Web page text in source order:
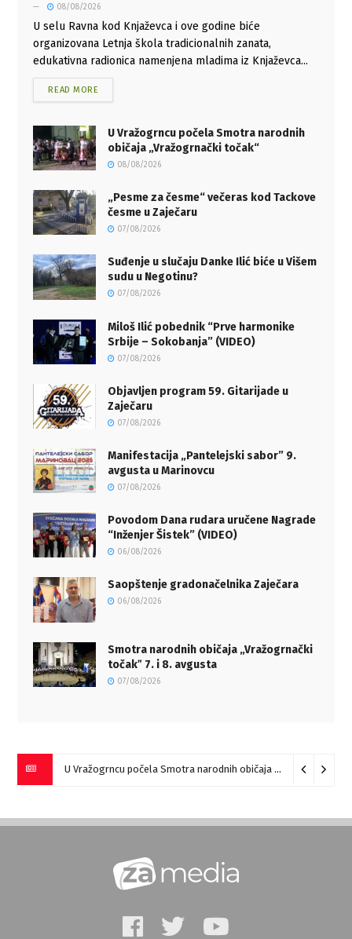
08/08/2026
U selu Ravna kod Knjaževca i ove godine biće
organizovana Letnja škola tradicionalnih zanata,
edukativna radionica namenjena mladima iz Knjaževca...
READ MORE
U Vražogrncu počela Smotra narodnih
običaja „Vražogrnački točak“
08/08/2026
„Pesme za česme“ večeras kod Tackove
česme u Zaječaru
07/08/2026
Suđenje u slučaju Danke Ilić biće u Višem
sudu u Negotinu?
07/08/2026
Miloš Ilić pobednik “Prve harmonike
Srbije – Sokobanja” (VIDEO)
07/08/2026
Objavljen program 59. Gitarijade u
Zaječaru
07/08/2026
Manifestacija „Pantelejski sabor” 9.
avgusta u Marinovcu
07/08/2026
Povodom Dana rudara uručene Nagrade
“Inženjer Šistek” (VIDEO)
06/08/2026
Saopštenje gradonačelnika Zaječara
06/08/2026
Smotra narodnih običaja „Vražogrnački
točakˮ 7. i 8. avgusta
07/08/2026
U Vražogrncu počela Smotra narodnih običaja „Vražogrnački točak“